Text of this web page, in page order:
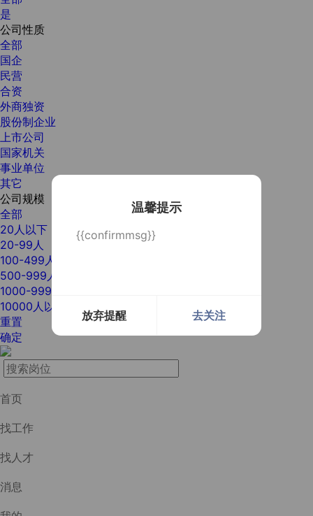
温馨提示
{{confirmmsg}}
放弃提醒 去关注
是
公司性质
全部
国企
民营
合资
外商独资
股份制企业
上市公司
国家机关
事业单位
其它
公司规模
全部
20人以下
20-99人
100-499人
500-999人
1000-9999人
10000人以上
重置
确定
首页
找工作
找人才
消息